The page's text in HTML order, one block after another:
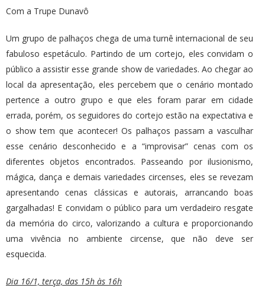
Com a Trupe Dunavô
Um grupo de palhaços chega de uma turnê internacional de seu
fabuloso espetáculo. Partindo de um cortejo, eles convidam o
público a assistir esse grande show de variedades. Ao chegar ao
local da apresentação, eles percebem que o cenário montado
pertence a outro grupo e que eles foram parar em cidade
errada, porém, os seguidores do cortejo estão na expectativa e
o show tem que acontecer! Os palhaços passam a vasculhar
esse cenário desconhecido e a “improvisar” cenas com os
diferentes objetos encontrados. Passeando por ilusionismo,
mágica, dança e demais variedades circenses, eles se revezam
apresentando cenas clássicas e autorais, arrancando boas
gargalhadas! E convidam o público para um verdadeiro resgate
da memória do circo, valorizando a cultura e proporcionando
uma vivência no ambiente circense, que não deve ser
esquecida.
Dia 16/1, terça, das 15h às 16h